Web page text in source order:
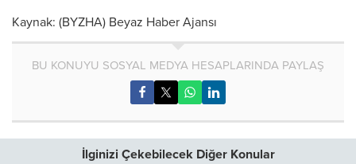
Kaynak: (BYZHA) Beyaz Haber Ajansı
BU KONUYU SOSYAL MEDYA HESAPLARINDA PAYLAŞ
İlginizi Çekebilecek Diğer Konular